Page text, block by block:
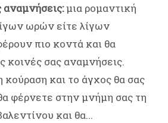
αναμνήσεις:μια ρομαντική
ωρών είτε λίγων
πιο κοντά και θα
κοινές σας αναμνήσεις.
κούραση και το άγχος θα σας
φέρνετε στην μνήμη σας τη
και θα...